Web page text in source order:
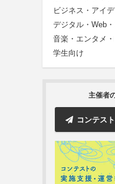
ビジネス・アイ
デジタル・Web・
音楽・エンタメ
学生向け
主催者
コンテス